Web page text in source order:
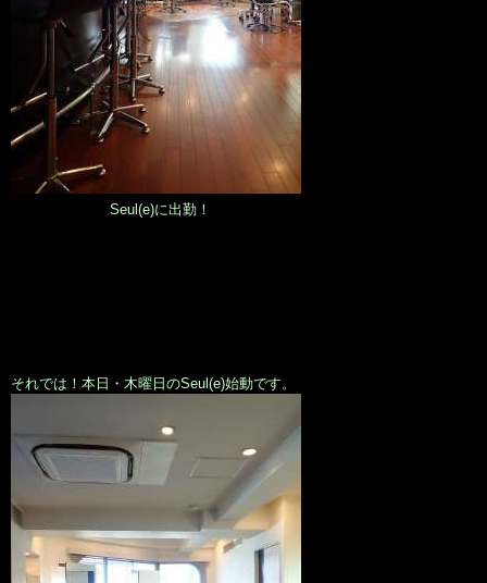
Seul(e)に出勤！
それでは！本日・木曜日のSeul(e)始動です。